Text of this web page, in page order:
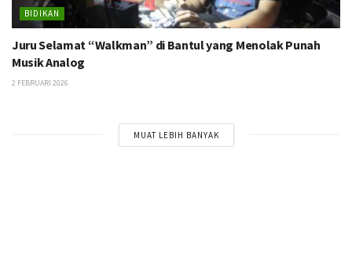
BIDIKAN
Juru Selamat “Walkman” di Bantul yang Menolak Punah
Musik Analog
2 FEBRUARI 2026
MUAT LEBIH BANYAK